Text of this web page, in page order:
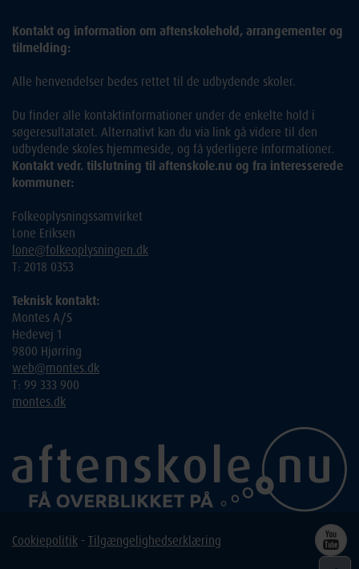
Kontakt og information om aftenskolehold, arrangementer og
tilmelding:
Alle henvendelser bedes rettet til de udbydende skoler.
Du finder alle kontaktinformationer under de enkelte hold i
søgeresultatatet. Alternativt kan du via link gå videre til den
udbydende skoles hjemmeside, og få yderligere informationer.
Kontakt vedr. tilslutning til aftenskole.nu og fra interesserede
kommuner:
Folkeoplysningssamvirket
Lone Eriksen
lone@folkeoplysningen.dk
T: 2018 0353
Teknisk kontakt:
Montes A/S
Hedevej 1
9800 Hjørring
web@montes.dk
T: 99 333 900
montes.dk
Cookiepolitik - Tilgængelighedserklæring